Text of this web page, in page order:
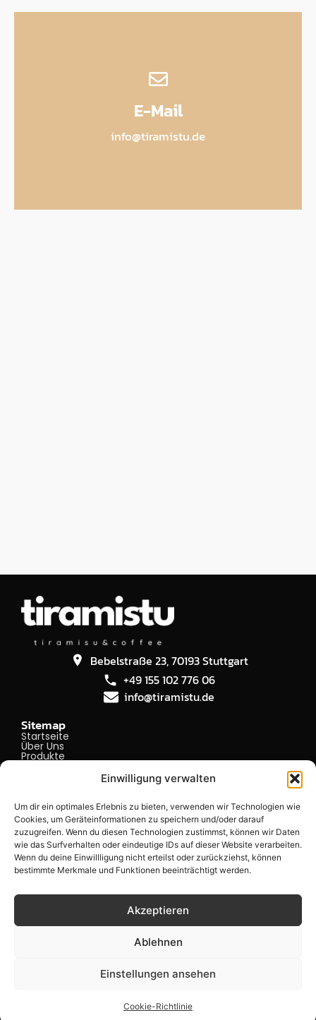
Einwilligung verwalten
Um dir ein optimales Erlebnis zu bieten, verwenden wir Technologien wie
Cookies, um Geräteinformationen zu speichern und/oder darauf
zuzugreifen. Wenn du diesen Technologien zustimmst, können wir Daten
wie das Surfverhalten oder eindeutige IDs auf dieser Website verarbeiten.
Wenn du deine Einwillligung nicht erteilst oder zurückziehst, können
bestimmte Merkmale und Funktionen beeinträchtigt werden.
Akzeptieren
Ablehnen
Einstellungen ansehen
Cookie-Richtlinie
E-Mail
info@tiramistu.de
Bebelstraße 23, 70193 Stuttgart
+49 155 102 776 06
info@tiramistu.de
Sitemap
Startseite
Über Uns
Produkte
Öffnungszeiten
Täglich 12:00-20:00 Uhr
© 2025 tiramistu | Design by Yunus Asam